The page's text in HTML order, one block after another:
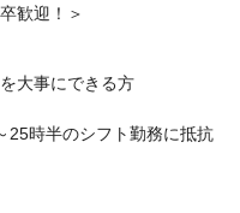
歓迎！＞
大事にできる方
25時半のシフト勤務に抵抗